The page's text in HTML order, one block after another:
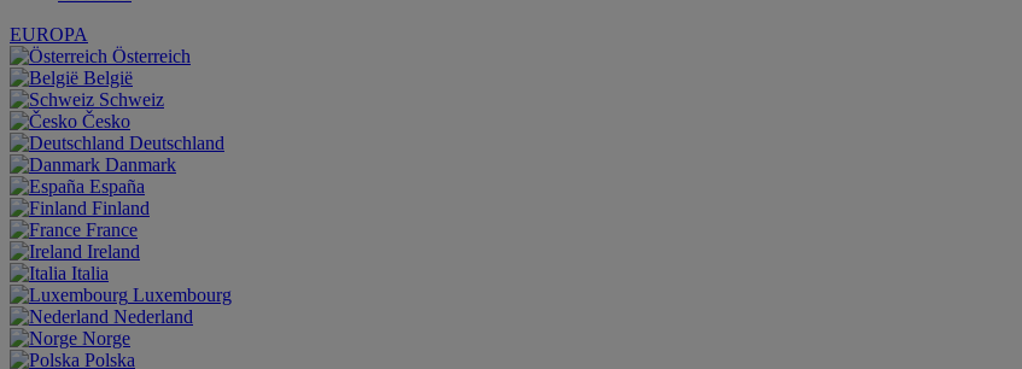
EUROPA
Österreich
België
Schweiz
Česko
Deutschland
Danmark
España
Finland
France
Ireland
Italia
Luxembourg
Nederland
Norge
Polska